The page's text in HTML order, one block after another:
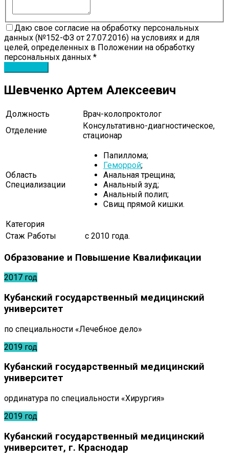
Даю свое согласие на обработку персональных
данных (№152-ФЗ от 27.07.2016) на условиях и для
целей, определенных в Положении на обработку
персональных данных *
Шевченко Артем Алексеевич
Должность
Врач-колопроктолог
Отделение
Консультативно-диагностическое,
стационар
Область
Специализации
Папиллома;
Геморрой;
Анальная трещина;
Анальный зуд;
Анальный полип;
Свищ прямой кишки.
Категория
Стаж Работы
с 2010 года.
Образование и Повышение Квалификации
2017 год
Кубанский государственный медицинский
университет
по специальности «Лечебное дело»
2019 год
Кубанский государственный медицинский
университет
ординатура по специальности «Хирургия»
2019 год
Кубанский государственный медицинский
университет, г. Краснодар